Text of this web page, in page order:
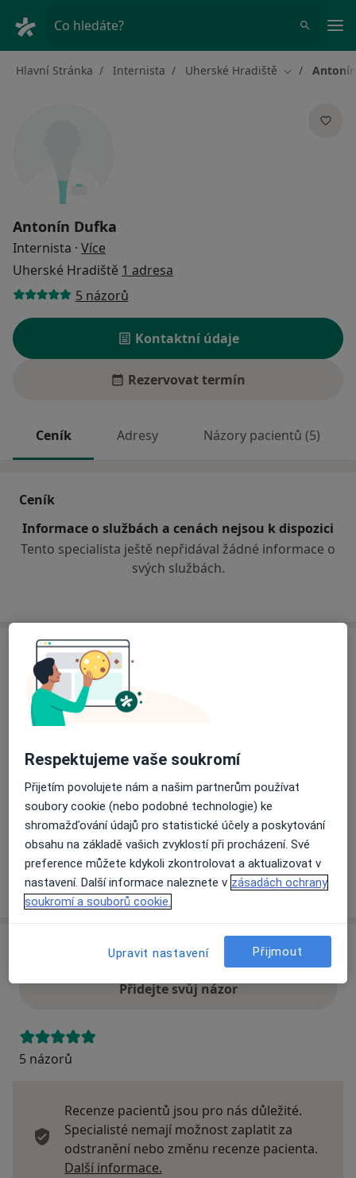
Co hledáte?
Hlavní Stránka Internista Uherské Hradiště Změna města
Antonín Dufka
Internista · Více
Uherské Hradiště 1 adresa
5 názorů
Kontaktní údaje
Rezervovat termín
Ceník Adresy Názory pacientů (5)
Ceník
Informace o službách a cenách nejsou k dispozici
Tento specialista ještě nepřidával žádné informace o
svých službách.
Adresa
Ordinace
Františkánská 163,
Přiblížit mapuse otevře v nové záložce
Dostupnost
Na této adrese online kalendář není aktivní
Co mám v takové situaci udělat?
Více
Přidejte svůj názor
5 názorů
Recenze pacientů jsou pro nás důležité.
Specialisté nemají možnost zaplatit za
odstranění nebo změnu recenze pacienta.
Další informace.
Respektujeme vaše soukromí
Přijetím povolujete nám a našim partnerům používat
soubory cookie (nebo podobné technologie) ke
shromažďování údajů pro statistické účely a poskytování
obsahu na základě vašich zvyklostí při procházení. Své
preference můžete kdykoli zkontrolovat a aktualizovat v
nastavení. Další informace naleznete v zásadách ochrany
soukromí a souborů cookie.
Upravit nastavení Přijmout